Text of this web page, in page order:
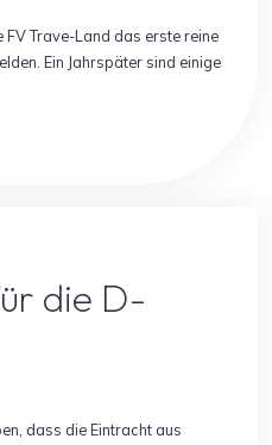
FV Trave-Land das erste reine
Ein Jahrspäter sind einige
die D-
dass die Eintracht aus